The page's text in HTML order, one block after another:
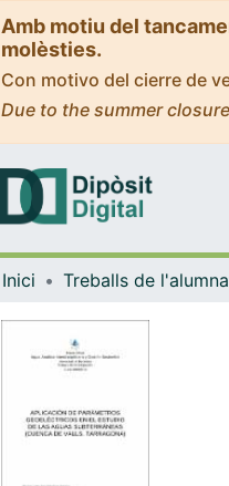
Amb motiu del
molèsties.
Con motivo del cierre de
Due to the summer
Inici Treballs de